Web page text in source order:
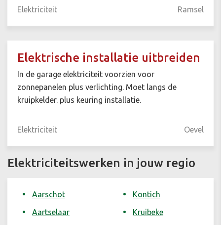
Elektriciteit Ramsel
Elektrische installatie uitbreiden
In de garage elektriciteit voorzien voor
zonnepanelen plus verlichting. Moet langs de
kruipkelder. plus keuring installatie.
Elektriciteit Oevel
Elektriciteitswerken in jouw regio
Aarschot
Aartselaar
Kontich
Kruibeke